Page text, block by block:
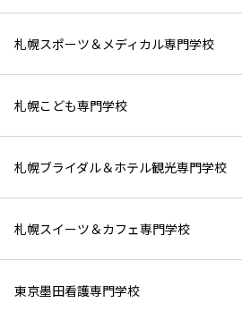
札幌スポーツ＆メディカル専門学校
札幌こども専門学校
札幌ブライダル＆ホテル観光専門学校
札幌スイーツ＆カフェ専門学校
東京墨田看護専門学校